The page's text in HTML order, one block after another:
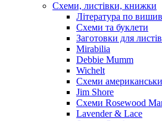
Схеми, листівки, книжки
Література по
Схеми та буклети
Заготовки для
Mirabilia
Debbie Mumm
Wichelt
Схеми
Jim Shore
Cхеми Rosewood
Lavender & Lace